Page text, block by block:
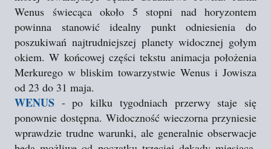
Wenus świecąca około 5 stopni nad horyzontem
powinna stanowić idealny punkt odniesienia do
poszukiwań najtrudniejszej planety widocznej gołym
okiem. W końcowej części tekstu animacja położenia
Merkurego w bliskim towarzystwie Wenus i Jowisza
od 23 do 31 maja.
WENUS - po kilku tygodniach przerwy staje się
ponownie dostępna. Widoczność wieczorna przyniesie
wprawdzie trudne warunki, ale generalnie obserwacje